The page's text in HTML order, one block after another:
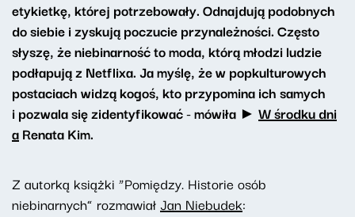
etykietkę, której potrzebowały. Odnajdują podobnych
do siebie i zyskują poczucie przynależności. Często
słyszę, że niebinarność to moda, którą młodzi ludzie
podłapują z Netflixa. Ja myślę, że w popkulturowych
postaciach widzą kogoś, kto przypomina ich samych
i pozwala się zidentyfikować - mówiła ► W środku dni
aRenata Kim.
Z autorką książki “Pomiędzy. Historie osób
niebinarnych” rozmawiał Jan Niebudek: